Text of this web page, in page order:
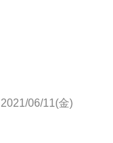
2021/06/11(金)